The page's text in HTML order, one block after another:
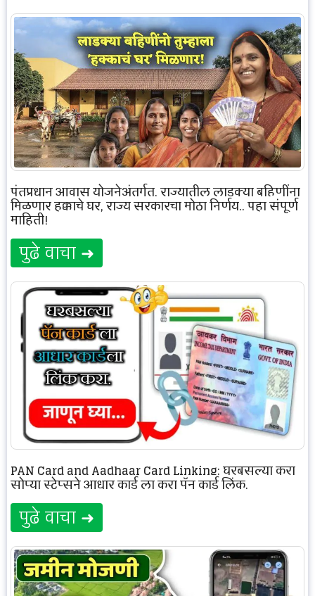
पंतप्रधान आवास योजनेअंतर्गत, राज्यातील लाडक्या बहिणींना
मिळणार हक्काचे घर, राज्य सरकारचा मोठा निर्णय.. पहा संपूर्ण
माहिती!
पुढे वाचा ➜
PAN Card and Aadhaar Card Linking: घरबसल्या करा
सोप्या स्टेप्सने आधार कार्ड ला करा पॅन कार्ड लिंक.
पुढे वाचा ➜